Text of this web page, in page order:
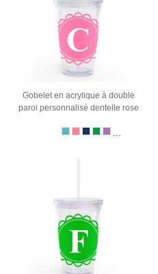
Gobelet en acrylique à double
paroi personnalisé dentelle rose